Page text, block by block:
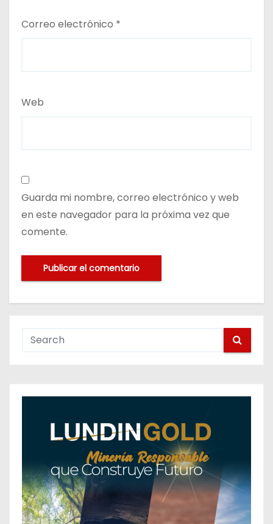
Correo electrónico *
Web
Guarda mi nombre, correo electrónico y web
en este navegador para la próxima vez que
comente.